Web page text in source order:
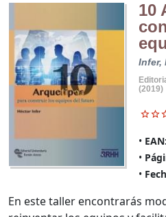
10
Infer,
(2019)
EAN:
En este taller encontrarás